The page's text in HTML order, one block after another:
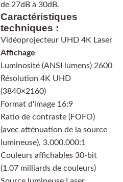
de 27dB à 30dB.
Caractéristiques
techniques :
Vidéoprojecteur UHD 4K Laser
Affichage
Luminosité (ANSI lumens) 2600
Résolution 4K UHD
(3840×2160)
Format d'image 16:9
Ratio de contraste (FOFO)
(avec atténuation de la source
lumineuse), 3.000.000:1
Couleurs affichables 30-bit
(1.07 milliards de couleurs)